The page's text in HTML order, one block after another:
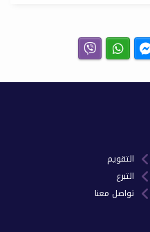
التقويم
التبرع
تواصل معنا